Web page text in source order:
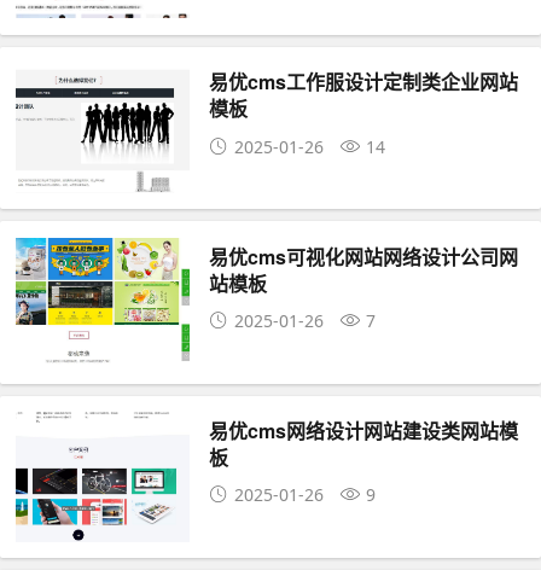
易优cms工作服设计定制类企业网站
模板
2025-01-26 14
易优cms可视化网站网络设计公司网
站模板
2025-01-26 7
易优cms网络设计网站建设类网站模
板
2025-01-26 9